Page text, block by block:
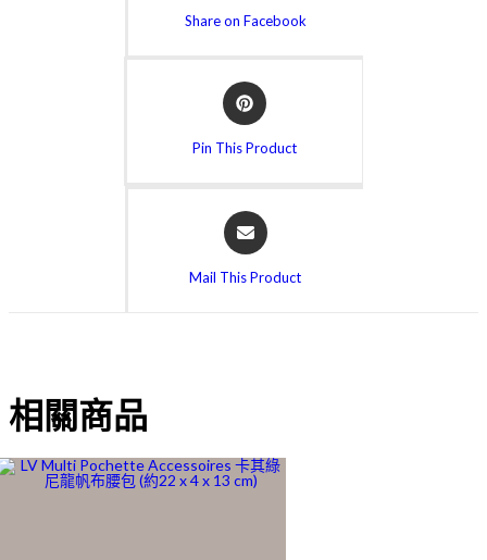
Share on Facebook
Pin This Product
Mail This Product
相關商品